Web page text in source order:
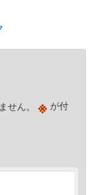
せん。 ※ が付